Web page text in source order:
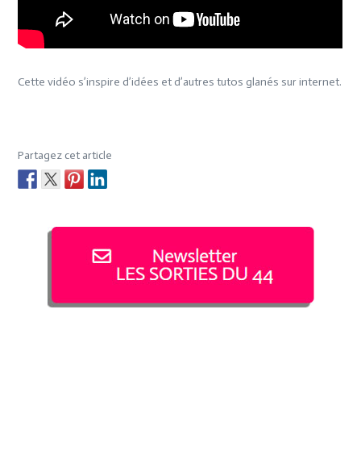
Cette vidéo s’inspire d’idées et d’autres tutos glanés sur internet.
Partagez cet article